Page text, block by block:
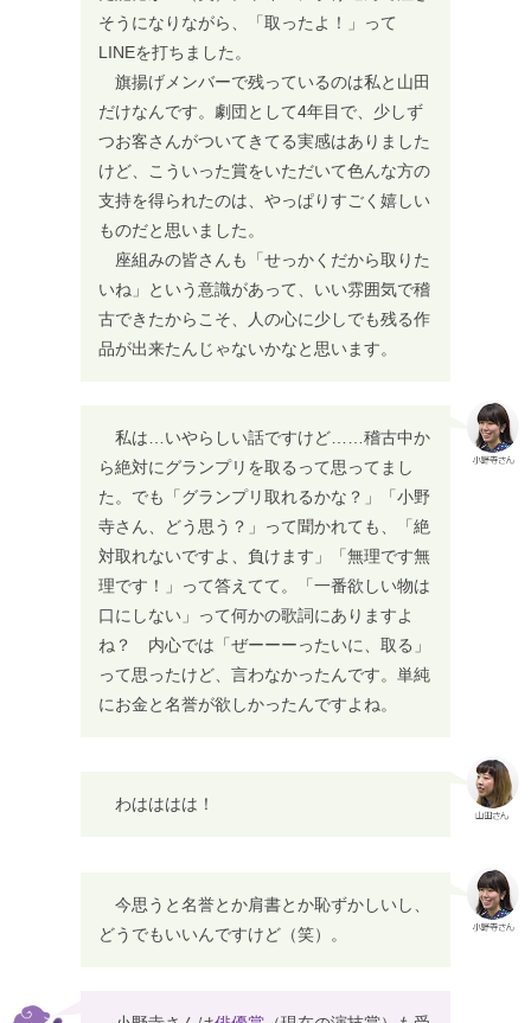
そうになりながら、「取ったよ！」って
LINEを打ちました。
旗揚げメンバーで残っているのは私と山田
だけなんです。劇団として4年目で、少しず
つお客さんがついてきてる実感はありました
けど、こういった賞をいただいて色んな方の
支持を得られたのは、やっぱりすごく嬉しい
ものだと思いました。
座組みの皆さんも「せっかくだから取りた
いね」という意識があって、いい雰囲気で稽
古できたからこそ、人の心に少しでも残る作
品が出来たんじゃないかなと思います。
私は…いやらしい話ですけど……稽古中か
ら絶対にグランプリを取るって思ってまし
た。でも「グランプリ取れるかな？」「小野
寺さん、どう思う？」って聞かれても、「絶
対取れないですよ、負けます」「無理です無
理です！」って答えてて。「一番欲しい物は
口にしない」って何かの歌詞にありますよ
ね？ 内心では「ぜーーーったいに、取る」
って思ったけど、言わなかったんです。単純
にお金と名誉が欲しかったんですよね。
わはははは！
今思うと名誉とか肩書とか恥ずかしいし、
どうでもいいんですけど（笑）。